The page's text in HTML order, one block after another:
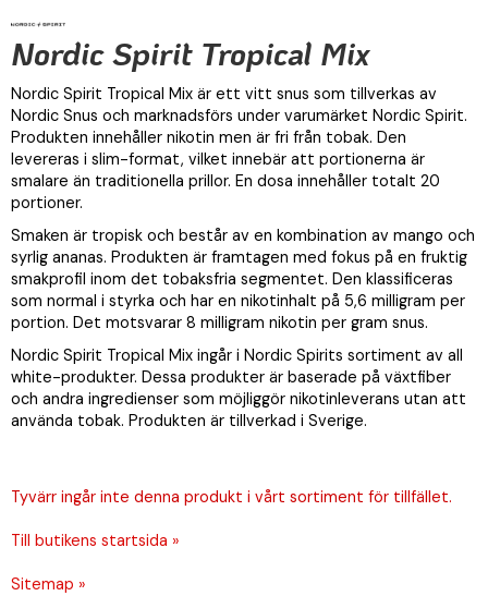
Nordic Spirit Tropical Mix
Nordic Spirit Tropical Mix är ett vitt snus som tillverkas av
Nordic Snus och marknadsförs under varumärket Nordic Spirit.
Produkten innehåller nikotin men är fri från tobak. Den
levereras i slim-format, vilket innebär att portionerna är
smalare än traditionella prillor. En dosa innehåller totalt 20
portioner.
Smaken är tropisk och består av en kombination av mango och
syrlig ananas. Produkten är framtagen med fokus på en fruktig
smakprofil inom det tobaksfria segmentet. Den klassificeras
som normal i styrka och har en nikotinhalt på 5,6 milligram per
portion. Det motsvarar 8 milligram nikotin per gram snus.
Nordic Spirit Tropical Mix ingår i Nordic Spirits sortiment av all
white-produkter. Dessa produkter är baserade på växtfiber
och andra ingredienser som möjliggör nikotinleverans utan att
använda tobak. Produkten är tillverkad i Sverige.
Tyvärr ingår inte denna produkt i vårt sortiment för tillfället.
Till butikens startsida »
Sitemap »